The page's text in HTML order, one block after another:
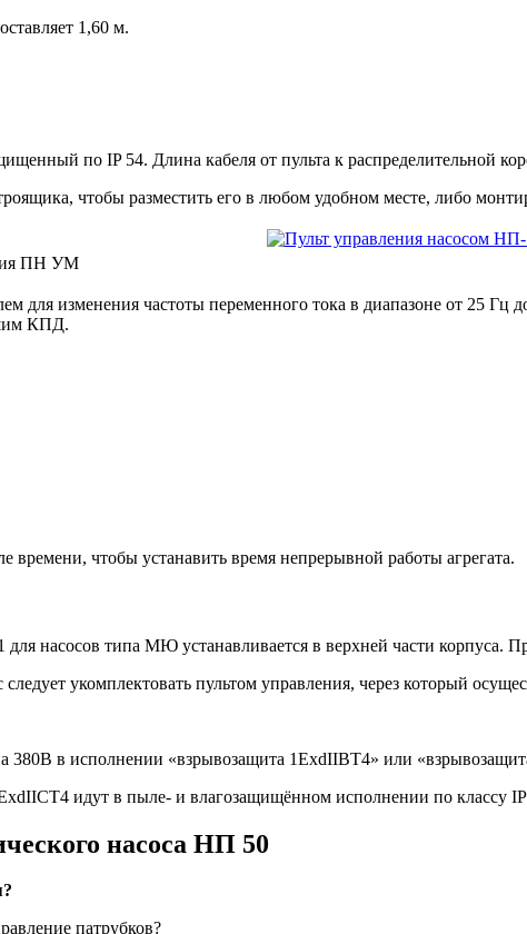
1,60 м.
по IP 54. Длина кабеля от пульта к распределительной
чтобы разместить его в любом удобном месте, либо
ПН УМ
для изменения частоты переменного тока в диапазоне от 25 Гц
КПД.
времени, чтобы устанавить время непрерывной работы агрегата.
насосов типа МЮ устанавливается в верхней части корпуса.
укомплектовать пультом управления, через который
380В в исполнении «взрывозащита 1ExdIIBT4» или
идут в пыле- и влагозащищённом исполнении по классу
насоса НП 50
патрубков?